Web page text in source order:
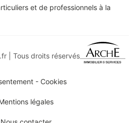
et de professionnels à la
| Tous droits réservés
- Cookies
légales